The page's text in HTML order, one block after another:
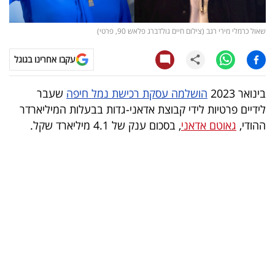
עסקי
קריירה
ולימודים
מינויים
שאול כרמלי מירי רגב (צילום חיים גולדברג פלאש 90, פרטי)
עקבו אחרינו בגוגל
בינואר 2023 הושלמה עסקת רכישת נמל חיפה שעבר
לידיים פרטיות לידי קבוצת אדאני-גדות בבעלות המיליארדר
ההודי, גאוטם אדאני, בסכום ענק של 4.1 מיליארד שקל.